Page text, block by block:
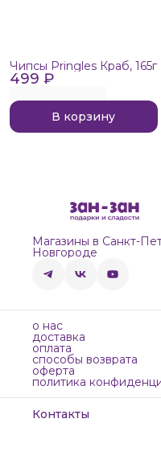
499 ₽
Чипсы Pringles Краб, 165г
В корзину
Магазины в Санкт-
Новгороде
о нас
доставка
оплата
способы возврата
оферта
политика
Контакты